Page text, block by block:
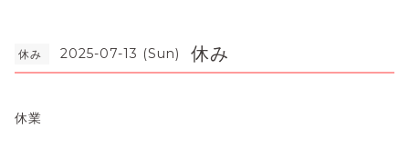
休み 2025-07-13 (Sun) 休み
休業